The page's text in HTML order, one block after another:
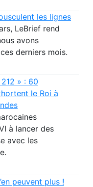
les lignes
LeBrief rend
avons
derniers mois.
» : 60
le Roi à
à lancer des
avec les
peuvent plus !